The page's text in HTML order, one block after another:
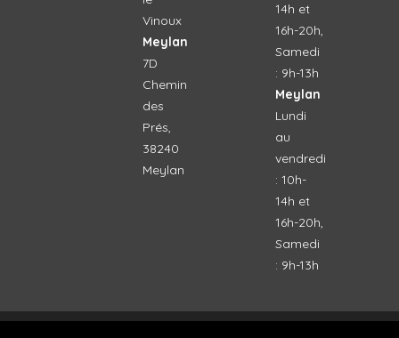
Vinoux
Meylan
7D
Chemin
des
Prés,
38240
Meylan
14h et
16h-20h,
Samedi
: 9h-13h
Meylan
Lundi
au
vendredi
: 10h-
14h et
16h-20h,
Samedi
: 9h-13h